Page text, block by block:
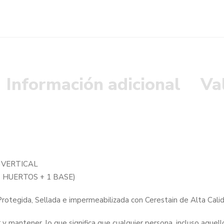
Información adicional
+ 1 BASE)
Sellada e impermeabilizada con Cerestain de Alta